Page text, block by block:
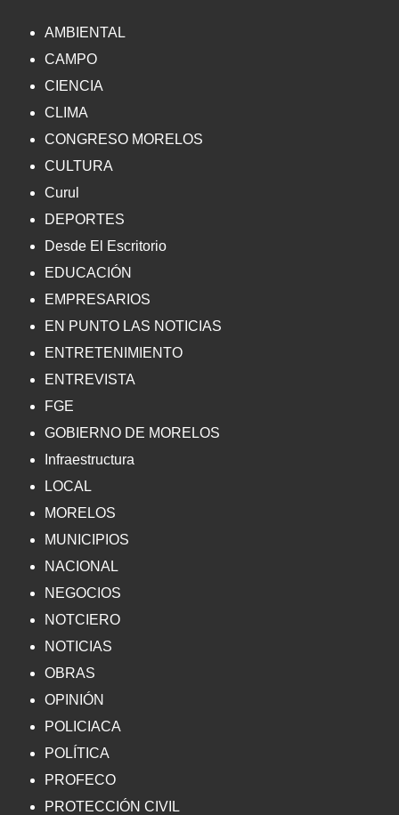
AMBIENTAL
CAMPO
CIENCIA
CLIMA
CONGRESO MORELOS
CULTURA
Curul
DEPORTES
Desde El Escritorio
EDUCACIÓN
EMPRESARIOS
EN PUNTO LAS NOTICIAS
ENTRETENIMIENTO
ENTREVISTA
FGE
GOBIERNO DE MORELOS
Infraestructura
LOCAL
MORELOS
MUNICIPIOS
NACIONAL
NEGOCIOS
NOTCIERO
NOTICIAS
OBRAS
OPINIÓN
POLICIACA
POLÍTICA
PROFECO
PROTECCIÓN CIVIL